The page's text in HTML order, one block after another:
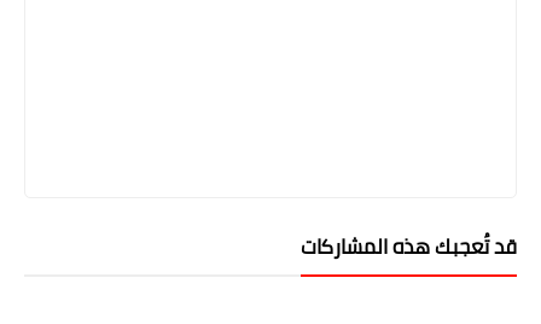
قد تُعجبك هذه المشاركات